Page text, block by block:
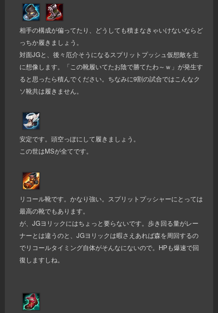
相手の構成が偏ってたり、どうしても積まなきゃいけないならど
っちか履きましょう。
対面JGと、後々厄介そうになるスプリットプッシュ仮想敵を主
に想像します。「この靴履いてたお陰で勝てたわ～ｗ」が発生す
ると思ったら積んでください。ちなみに9割の試合ではこんなク
ソ靴共は履きません。
安定です。頭空っぽにして履きましょう。
この世はMSが全てです。
リコール靴です。かなり強い。スプリットプッシャーにとっては
最高の靴でもあります。
が、JGヨリックにはちょっと要らないです。歩き回る量がレー
ナーとは違うのと、JGヨリックは暇さえあれば森を周回するの
でリコールタイミング自体がそんなにないので。HPも爆速で回
復しますしね。